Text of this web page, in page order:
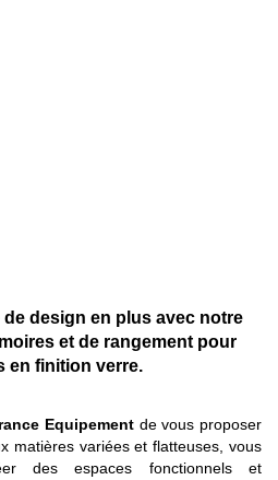
design en plus avec notre
et de rangement pour
en finition verre.
Equipementde vous proposer
matières variées et flatteuses, vous
des espaces fonctionnels et